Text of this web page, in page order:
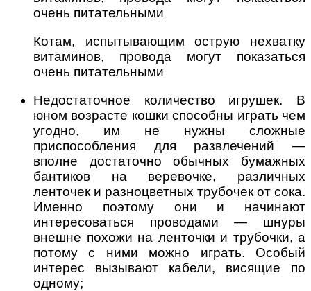
Котам, испытывающим острую нехватку
витаминов, провода могут показаться
очень питательными
Недостаточное количество игрушек. В
юном возрасте кошки способны играть чем
угодно, им не нужны сложные
приспособления для развлечений —
вполне достаточно обычных бумажных
бантиков на веревочке, различных
ленточек и разноцветных трубочек от сока.
Именно поэтому они и начинают
интересоваться проводами — шнуры
внешне похожи на ленточки и трубочки, а
потому с ними можно играть. Особый
интерес вызывают кабели, висящие по
одному;